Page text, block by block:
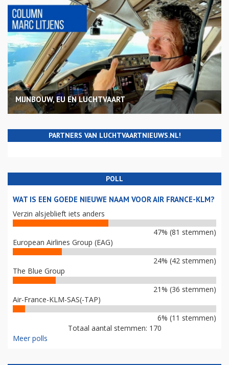
MIJNBOUW, EU EN LUCHTVAART
PARTNERS VAN LUCHTVAARTNIEUWS.NL!
POLL
WAT IS EEN GOEDE NIEUWE NAAM VOOR AIR FRANCE-KLM?
Verzin alsjeblieft iets anders
47% (81 stemmen)
European Airlines Group (EAG)
24% (42 stemmen)
The Blue Group
21% (36 stemmen)
Air-France-KLM-SAS(-TAP)
6% (11 stemmen)
Totaal aantal stemmen: 170
Meer polls